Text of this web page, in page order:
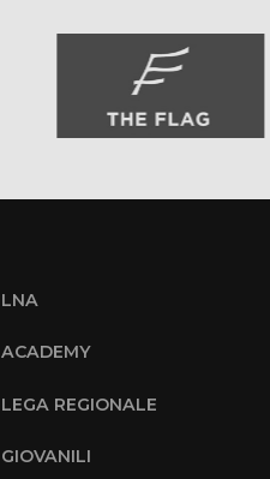
LNA
ACADEMY
LEGA REGIONALE
GIOVANILI